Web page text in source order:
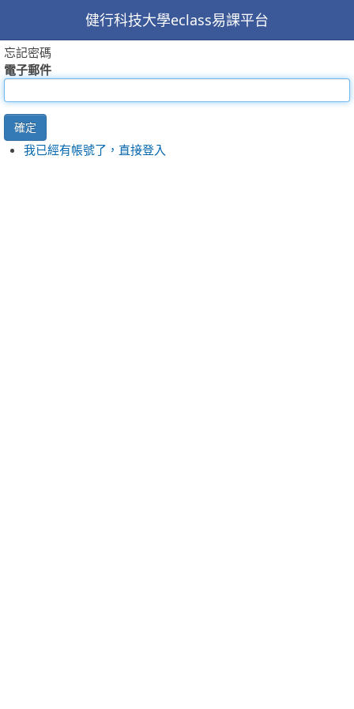
健行科技大學eclass易課平台
忘記密碼
電子郵件
確定
我已經有帳號了，直接登入